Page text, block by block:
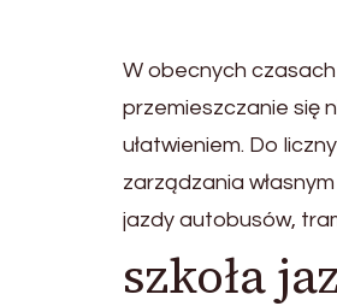
W obecnych
przemieszczanie się
ułatwieniem. Do
zarządzania
jazdy autobusów,
szkoła